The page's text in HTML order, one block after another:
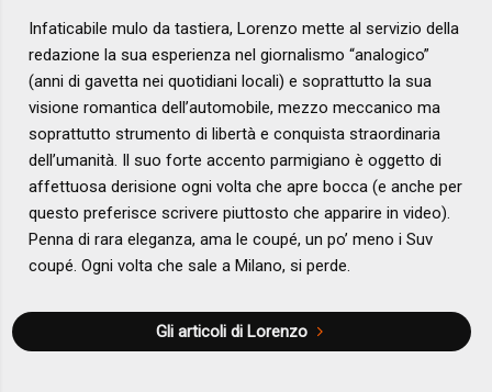
Infaticabile mulo da tastiera, Lorenzo mette al servizio della
redazione la sua esperienza nel giornalismo “analogico”
(anni di gavetta nei quotidiani locali) e soprattutto la sua
visione romantica dell’automobile, mezzo meccanico ma
soprattutto strumento di libertà e conquista straordinaria
dell’umanità. Il suo forte accento parmigiano è oggetto di
affettuosa derisione ogni volta che apre bocca (e anche per
questo preferisce scrivere piuttosto che apparire in video).
Penna di rara eleganza, ama le coupé, un po’ meno i Suv
coupé. Ogni volta che sale a Milano, si perde.
Gli articoli di Lorenzo